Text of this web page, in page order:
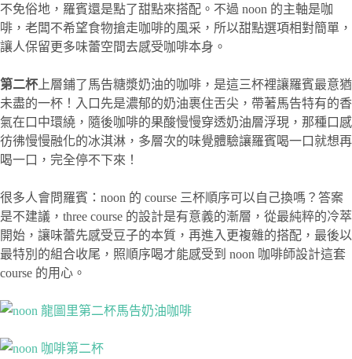
不免俗地，羅賓還是點了甜點來搭配。不過 noon 的主軸是咖
啡，老闆不希望食物搶走咖啡的風采，所以甜點選項相對簡單，
讓人保留更多味蕾空間去感受咖啡本身。
第二杯 上層鋪了馬告糖漿奶油的咖啡，是這三杯裡讓羅賓最意猶
未盡的一杯！入口先是濃郁的奶油裹住舌尖，帶著馬告特有的香
氣在口中環繞，隨後咖啡的果酸慢慢穿透奶油層浮現，那種口感
彷彿慢慢融化的冰淇淋，多層次的味覺體驗讓羅賓喝一口就想再
喝一口，完全停不下來！
很多人會問羅賓：noon 的 course 三杯順序可以自己換嗎？答案
是不建議，three course 的設計是有意義的漸層，從最純粹的冷萃
開始，讓味蕾先感受豆子的本質，再進入更複雜的搭配，最後以
最特別的組合收尾，照順序喝才能感受到 noon 咖啡師設計這套
course 的用心。